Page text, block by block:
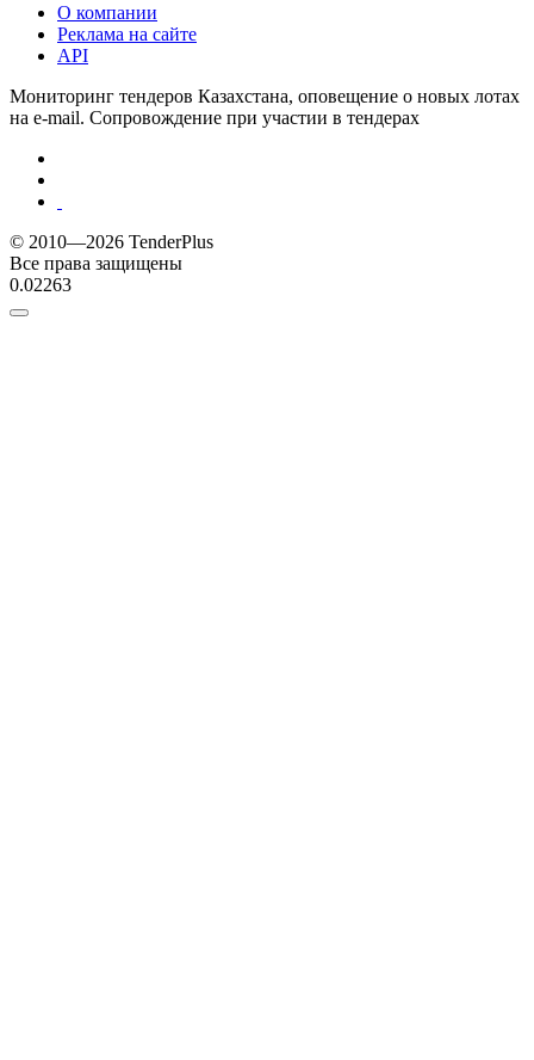
О компании
Реклама на сайте
API
Мониторинг тендеров Казахстана, оповещение о новых лотах
на e-mail. Сопровождение при участии в тендерах
© 2010—2026 TenderPlus
Все права защищены
0.02263